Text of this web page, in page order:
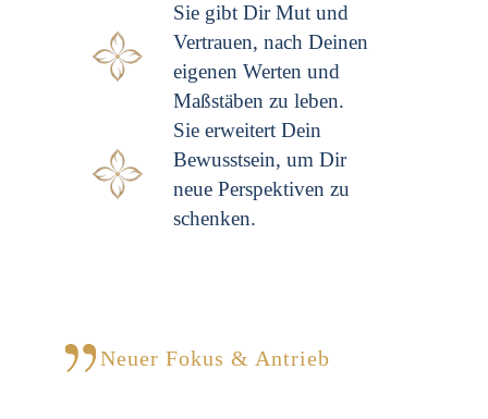
Sie gibt Dir Mut und
Vertrauen, nach Deinen
eigenen Werten und
Maßstäben zu leben.
Sie erweitert Dein
Bewusstsein, um Dir
neue Perspektiven zu
schenken.
Neuer Fokus & Antrieb